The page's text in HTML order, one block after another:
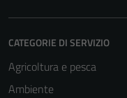
CATEGORIE DI SERVIZIO
Agricoltura e pesca
Ambiente